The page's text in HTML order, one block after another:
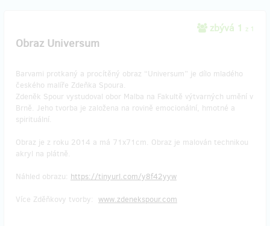
zbývá 1 z 1
Obraz Universum
Barvami protkaný a procítěný obraz “Universum” je dílo mladého
českého malíře Zdeňka Spoura.
Zdeněk Spour vystudoval obor Malba na Fakultě výtvarných umění v
Brně. Jeho tvorba je založena na rovině emocionální, hmotné a
spirituální.
Obraz je z roku 2014 a má 71x71cm. Obraz je malován technikou
akryl na plátně.
Náhled obrazu: https://tinyurl.com/y8f42yyw
Více Zděňkovy tvorby: www.zdenekspour.com